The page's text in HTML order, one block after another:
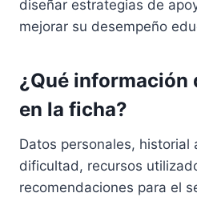
diseñar estrategias de
mejorar su desempeño
¿Qué información
en la ficha?
Datos personales, historial
dificultad, recursos
recomendaciones para el